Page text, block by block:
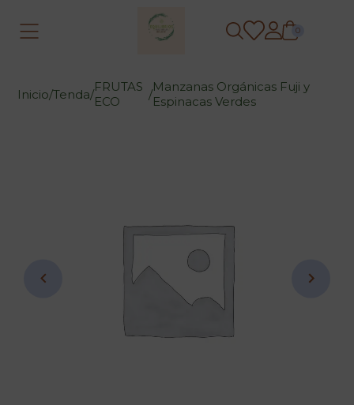
0
Inicio/Tenda/FRUTAS
ECO
/Manzanas Orgánicas Fuji y
Espinacas Verdes